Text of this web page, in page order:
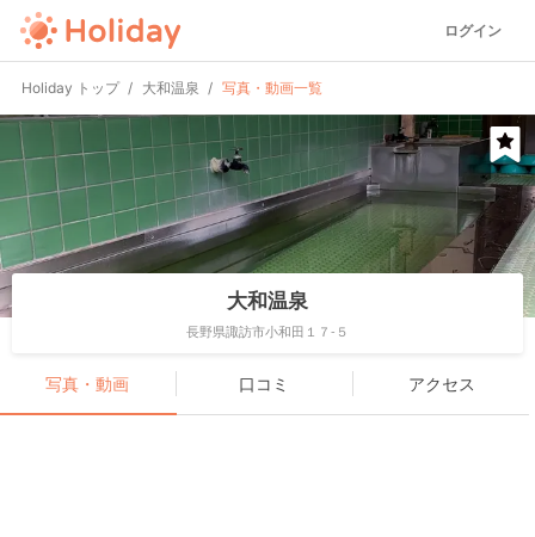
ログイン
Holiday トップ 大和温泉 写真・動画一覧
大和温泉
長野県諏訪市小和田１７-５
写真・動画 口コミ アクセス